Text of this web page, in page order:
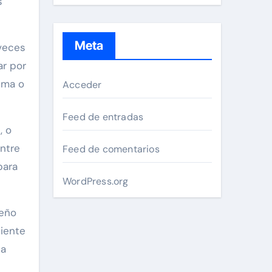
por
o
o
Meta
Acceder
Feed de entradas
Feed de comentarios
WordPress.org